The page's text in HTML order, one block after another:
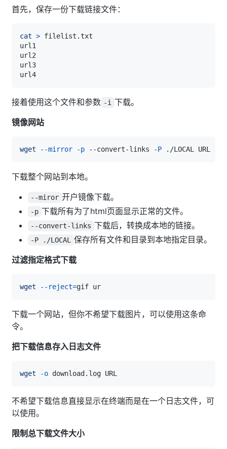
首先，保存一份下载链接文件：
cat >
接着使用这个文件和参数 -i 下载。
镜像网站
wget --mirror -p --convert-links -P
下载整个网站到本地。
--miror 开户镜像下载。
-p 下载所有为了html页面显示正常的文件。
--convert-links 下载后，转换成本地的链接。
-P ./LOCAL
保存所有文件和目录到本地指定目录。
过滤指定格式下载
wget --reject=
下载一个网站，但你不希望下载图片，可以使用这条命
令。
把下载信息存入日志文件
wget -o
不希望下载信息直接显示在终端而是在一个日志文件，可
以使用。
限制总下载文件大小